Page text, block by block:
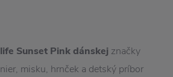
Sunset Pink dánskej značky
misku, hrnček a detský príbor